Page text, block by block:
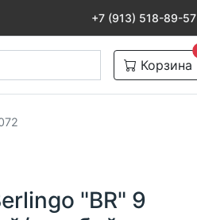
+7 (913) 518-89-57
Корзина
"BR" 9